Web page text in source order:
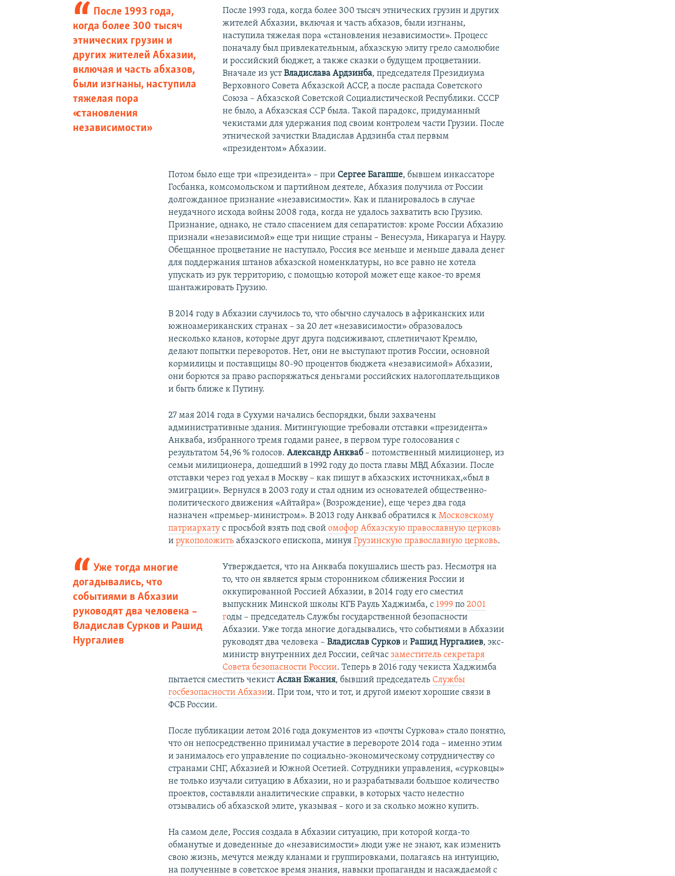
После 1993 года,
когда более 300 тысяч
этнических грузин и
других жителей Абхазии,
включая и часть абхазов,
были изгнаны, наступила
тяжелая пора
«становления
независимости»
После 1993 года, когда более 300 тысяч этнических грузин и других
жителей Абхазии, включая и часть абхазов, были изгнаны,
наступила тяжелая пора «становления независимости». Процесс
поначалу был привлекательным, абхазскую элиту грело самолюбие
и российский бюджет, а также сказки о будущем процветании.
Вначале из устВладислава Ардзинба, председателя Президиума
Верховного Совета Абхазской АССР, а после распада Советского
Союза – Абхазской Советской Социалистической Республики. СССР
не было, а Абхазская ССР была. Такой парадокс, придуманный
чекистами для удержания под своим контролем части Грузии. После
этнической зачистки Владислав Ардзинба стал первым
«президентом» Абхазии.
Потом было еще три «президента» – при Сергее Багапше, бывшем инкассаторе
Госбанка, комсомольском и партийном деятеле, Абхазия получила от России
долгожданное признание «независимости». Как и планировалось в случае
неудачного исхода войны 2008 года, когда не удалось захватить всю Грузию.
Признание, однако, не стало спасением для сепаратистов: кроме России Абхазию
признали «независимой» еще три нищие страны – Венесуэла, Никарагуа и Науру.
Обещанное процветание не наступало, Россия все меньше и меньше давала денег
для поддержания штанов абхазской номенклатуры, но все равно не хотела
упускать из рук территорию, с помощью которой может еще какое-то время
шантажировать Грузию.
В 2014 году в Абхазии случилось то, что обычно случалось в африканских или
южноамериканских странах – за 20 лет «независимости» образовалось
несколько кланов, которые друг друга подсиживают, сплетничают Кремлю,
делают попытки переворотов. Нет, они не выступают против России, основной
кормилицы и поставщицы 80-90 процентов бюджета «независимой» Абхазии,
они борются за право распоряжаться деньгами российских налогоплательщиков
и быть ближе к Путину.
27 мая 2014 года в Сухуми начались беспорядки, были захвачены
административные здания. Митингующие требовали отставки «президента»
Анкваба, избранного тремя годами ранее, в первом туре голосования с
результатом 54,96 % голосов.Александр Анкваб– потомственный милиционер, из
семьи милиционера, дошедший в 1992 году до поста главы МВД Абхазии. После
отставки через год уехал в Москву – как пишут в абхазских источниках,«был в
эмиграции». Вернулся в 2003 году и стал одним из основателей общественно-
политического движения «Айтайра» (Возрождение), еще через два года
назначен «премьер-министром». В 2013 году Анкваб обратился кМосковскому
патриархату с просьбой взять под свойомофор Абхазскую православную церковь
ирукоположить абхазского епископа, минуяГрузинскую православную церковь.
Уже тогда многие
догадывались, что
событиями в Абхазии
руководят два человека –
Владислав Сурков и Рашид
Нургалиев
Утверждается, что на Анкваба покушались шесть раз. Несмотря на
то, что он является ярым сторонником сближения России и
оккупированной Россией Абхазии, в 2014 году его сместил
выпускник Минской школы КГБ Рауль Хаджимба, с 1999по 2001
годы – председатель Службы государственной безопасности
Абхазии. Уже тогда многие догадывались, что событиями в Абхазии
руководят два человека – Владислав Суркови Рашид Нургалиев, экс-
министр внутренних дел России, сейчас заместитель секретаря
Совета безопасности России. Теперь в 2016 году чекиста Хаджимба
пытается сместить чекистАслан Бжания, бывший председатель Службы
госбезопасности Абхазии. При том, что и тот, и другой имеют хорошие связи в
ФСБ России.
После публикации летом 2016 года документов из «почты Суркова» стало понятно,
что он непосредственно принимал участие в перевороте 2014 года – именно этим
и занималось его управление по социально-экономическому сотрудничеству со
странами СНГ, Абхазией и Южной Осетией. Сотрудники управления, «сурковцы»
не только изучали ситуацию в Абхазии, но и разрабатывали большое количество
проектов, составляли аналитические справки, в которых часто нелестно
отзывались об абхазской элите, указывая – кого и за сколько можно купить.
На самом деле, Россия создала в Абхазии ситуацию, при которой когда-то
обманутые и доведенные до «независимости» люди уже не знают, как изменить
свою жизнь, мечутся между кланами и группировками, полагаясь на интуицию,
на полученные в советское время знания, навыки пропаганды и насаждаемой с